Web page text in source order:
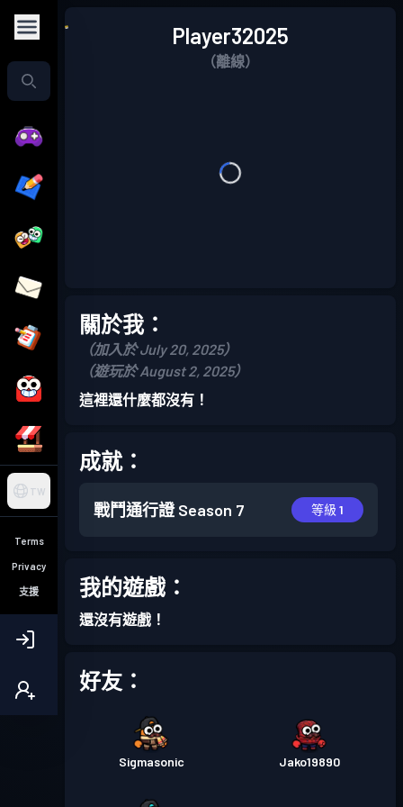
TW
Terms
Privacy
支援
Player32025
（離線）
關於我：
（加入於 July 20, 2025）
（遊玩於 August 2, 2025）
這裡還什麼都沒有！
成就：
戰鬥通行證 Season 7 等級 1
我的遊戲：
還沒有遊戲！
好友：
Sigmasonic Jako19890